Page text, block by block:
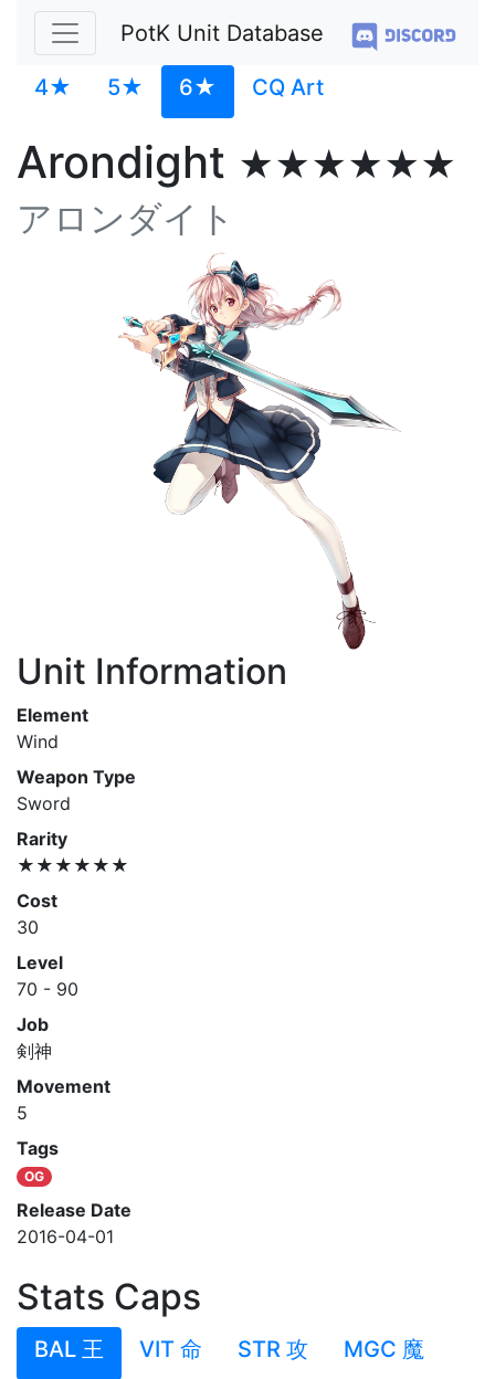
PotK Unit Database
4★ 5★ 6★ CQ Art
Arondight ★★★★★★
アロンダイト
Unit Information
Element
Wind
Weapon Type
Sword
Rarity
★★★★★★
Cost
30
Level
70 - 90
Job
剣神
Movement
5
Tags
OG
Release Date
2016-04-01
Stats Caps
BAL 王 VIT 命 STR 攻
MGC 魔